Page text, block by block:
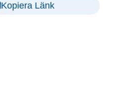
Kopiera Länk